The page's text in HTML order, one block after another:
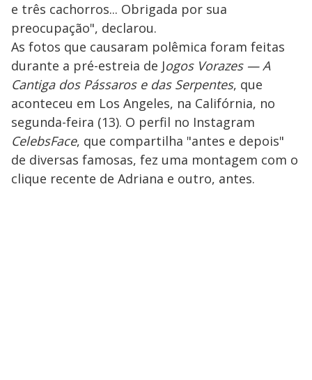
e três cachorros... Obrigada por sua
preocupação", declarou.
As fotos que causaram polêmica foram feitas
durante a pré-estreia de Jogos Vorazes —A
Cantiga dos Pássaros e das Serpentes, que
aconteceu em Los Angeles, na Califórnia, no
segunda-feira (13). O perfil no Instagram
CelebsFace, que compartilha "antes e depois"
de diversas famosas, fez uma montagem com o
clique recente de Adriana e outro, antes.